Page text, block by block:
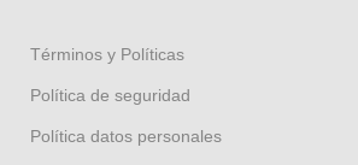
Términos y Políticas
Política de seguridad
Política datos personales